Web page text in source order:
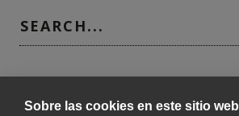
Sobre las cookies en este sitio web